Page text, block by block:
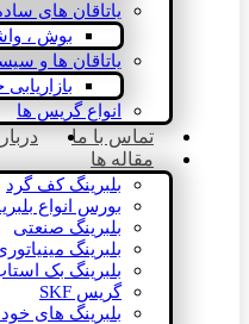
یاتاقان های
بوش ،
یاتاقان ها و
انواع گریس ها
تماس با ما
مقاله ها
بلبرینگ کف گرد
بورس انواع
بلبرینگ صنعتی
بلبرینگ
بلبرینگ بک
گریس SKF
بلبرینگ های